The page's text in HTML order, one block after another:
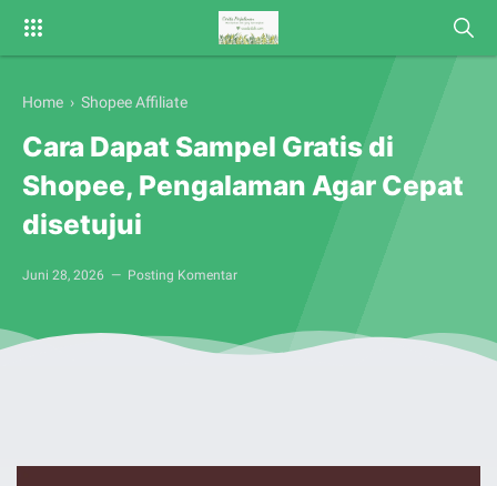
Home › Shopee Affiliate
Cara Dapat Sampel Gratis di
Shopee, Pengalaman Agar Cepat
disetujui
Juni 28, 2026 Posting Komentar